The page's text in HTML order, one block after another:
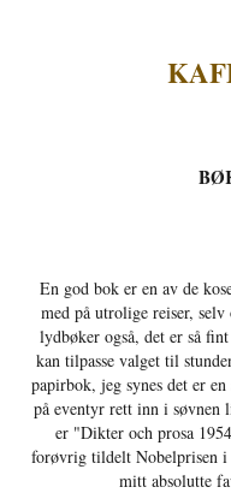
En god bok er en av de
med på utrolige reiser,
lydbøker også, det er så
kan tilpasse valget til
papirbok, jeg synes det er
på eventyr rett inn i søvnen
er "Dikter och prosa
forøvrig tildelt Nobelprisen
mitt absolutte